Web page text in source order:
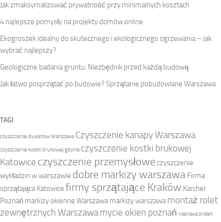
Jak zmaksymalizować prywatność przy minimalnych kosztach
4 najlepsze pomysły na projekty domów online
Ekogroszek idealny do skutecznego i ekologicznego ogrzewania – jak
wybrać najlepszy?
Geologiczne badania gruntu: Niezbędnik przed każdą budową
Jak łatwo posprzątać po budowie? Sprzątanie pobudowlane Warszawa
TAGI
czyszczenie dywanów Warszawa Czyszczenie kanapy Warszawa
czyszczenie kostki brukowej gdynia czyszczenie kostki brukowej
Katowice czyszczenie przemysłowe czyszczenie
wykładzin w warszawie dobre markizy warszawa Firma
sprzątająca Katowice firmy sprzątające Kraków Karcher
Poznań markizy okienne Warszawa markizy warszawa montaż rolet
zewnętrznych Warszawamycie okien poznań naprawa pralek